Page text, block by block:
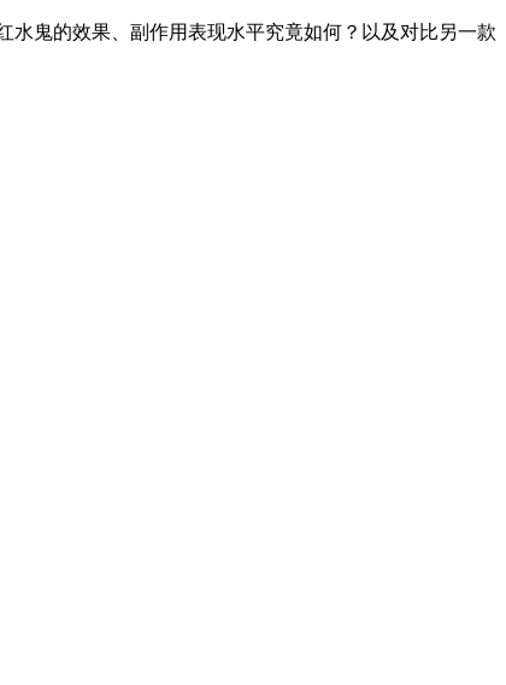
水鬼的效果、副作用表现水平究竟如何？以及对比另一款